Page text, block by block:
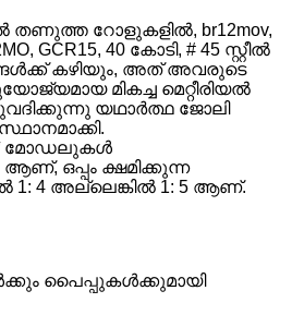
തണുത്ത റോളുകളിൽ, br12mov,
GCR15, 40 കോടി, # 45 സ്റ്റീൽ
കഴിയും, അത് അവരുടെ
മികച്ച മെറ്റീരിയൽ
യഥാർത്ഥ ജോലി
/ മോഡലുകൾ
ഒപ്പം ക്ഷമിക്കുന്ന
4 അല്ലെങ്കിൽ 1: 5 ആണ്.
പൈപ്പുകൾക്കുമായി